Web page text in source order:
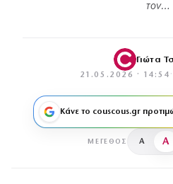
τον…
Γιώτα
21.05.2026 · 14:54 ·
Κάνε το couscous.gr
ΜΈΓΕΘΟΣ A A